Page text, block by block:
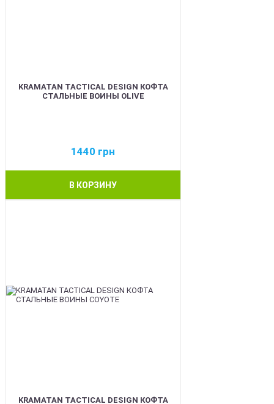
KRAMATAN TACTICAL DESIGN КОФТА
СТАЛЬНЫЕ ВОИНЫ OLIVE
1440 грн
В КОРЗИНУ
KRAMATAN TACTICAL DESIGN КОФТА